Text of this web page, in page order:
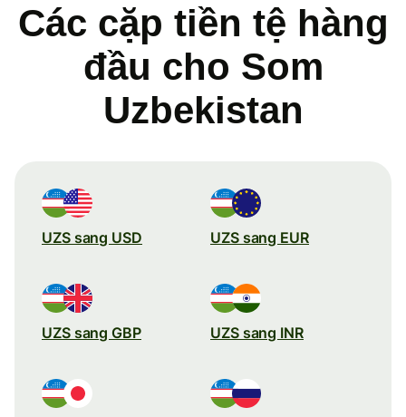
Các cặp tiền tệ hàng
đầu cho Som
Uzbekistan
UZS sang USD UZS sang EUR
UZS sang GBP UZS sang INR